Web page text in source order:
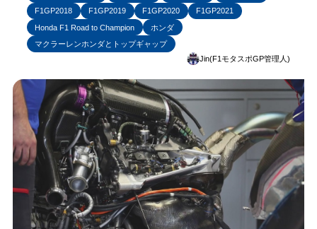
F1GP2018
F1GP2019 F1GP2020
F1GP2021
Honda F1 Road to Champion
ホンダ
マクラーレンホンダとトップギャップ
Jin(F1モタスポGP管理人)